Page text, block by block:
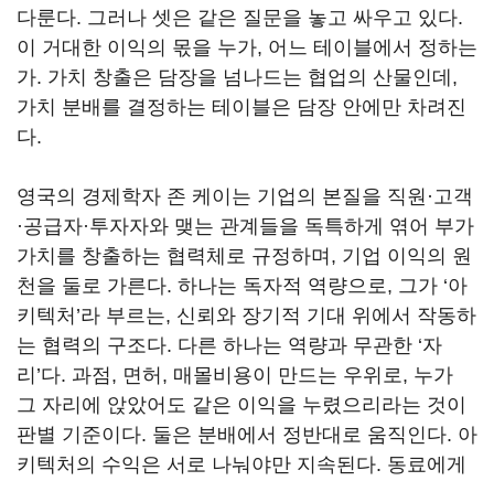
다룬다. 그러나 셋은 같은 질문을 놓고 싸우고 있다.
이 거대한 이익의 몫을 누가, 어느 테이블에서 정하는
가. 가치 창출은 담장을 넘나드는 협업의 산물인데,
가치 분배를 결정하는 테이블은 담장 안에만 차려진
다.
영국의 경제학자 존 케이는 기업의 본질을 직원·고객
·공급자·투자자와 맺는 관계들을 독특하게 엮어 부가
가치를 창출하는 협력체로 규정하며, 기업 이익의 원
천을 둘로 가른다. 하나는 독자적 역량으로, 그가 ‘아
키텍처’라 부르는, 신뢰와 장기적 기대 위에서 작동하
는 협력의 구조다. 다른 하나는 역량과 무관한 ‘자
리’다. 과점, 면허, 매몰비용이 만드는 우위로, 누가
그 자리에 앉았어도 같은 이익을 누렸으리라는 것이
판별 기준이다. 둘은 분배에서 정반대로 움직인다. 아
키텍처의 수익은 서로 나눠야만 지속된다. 동료에게